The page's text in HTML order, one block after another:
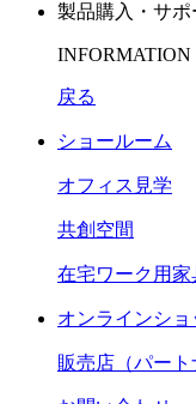
製品購入・サポ
INFORMATION
戻る
ショールーム
オフィス見学
共創空間
在宅ワーク用
オンラインショ
販売店（パート